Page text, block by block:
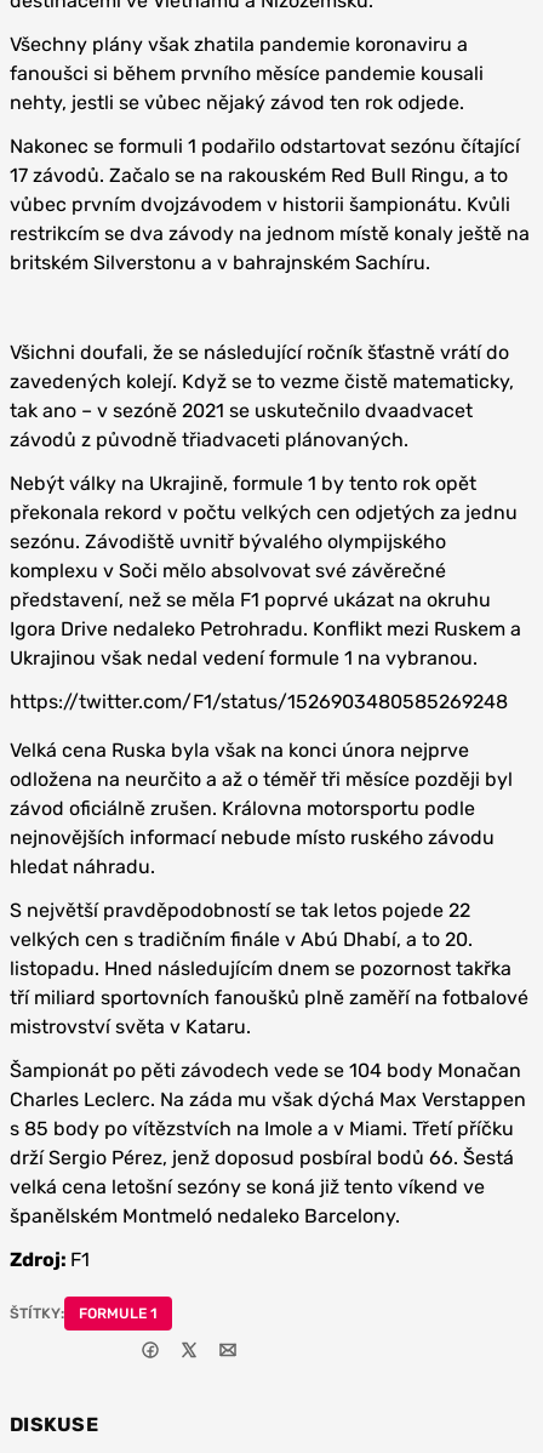
Všechny plány však zhatila pandemie koronaviru a
fanoušci si během prvního měsíce pandemie kousali
nehty, jestli se vůbec nějaký závod ten rok odjede.
Nakonec se formuli 1 podařilo odstartovat sezónu čítající
17 závodů. Začalo se na rakouském Red Bull Ringu, a to
vůbec prvním dvojzávodem v historii šampionátu. Kvůli
restrikcím se dva závody na jednom místě konaly ještě na
britském Silverstonu a v bahrajnském Sachíru.
Všichni doufali, že se následující ročník šťastně vrátí do
zavedených kolejí. Když se to vezme čistě matematicky,
tak ano – v sezóně 2021 se uskutečnilo dvaadvacet
závodů z původně třiadvaceti plánovaných.
Nebýt války na Ukrajině, formule 1 by tento rok opět
překonala rekord v počtu velkých cen odjetých za jednu
sezónu. Závodiště uvnitř bývalého olympijského
komplexu v Soči mělo absolvovat své závěrečné
představení, než se měla F1 poprvé ukázat na okruhu
Igora Drive nedaleko Petrohradu. Konflikt mezi Ruskem a
Ukrajinou však nedal vedení formule 1 na vybranou.
https://twitter.com/F1/status/1526903480585269248
Velká cena Ruska byla však na konci února nejprve
odložena na neurčito a až o téměř tři měsíce později byl
závod oficiálně zrušen. Královna motorsportu podle
nejnovějších informací nebude místo ruského závodu
hledat náhradu.
S největší pravděpodobností se tak letos pojede 22
velkých cen s tradičním finále v Abú Dhabí, a to 20.
listopadu. Hned následujícím dnem se pozornost takřka
tří miliard sportovních fanoušků plně zaměří na fotbalové
mistrovství světa v Kataru.
Šampionát po pěti závodech vede se 104 body Monačan
Charles Leclerc. Na záda mu však dýchá Max Verstappen
s 85 body po vítězstvích na Imole a v Miami. Třetí příčku
drží Sergio Pérez, jenž doposud posbíral bodů 66. Šestá
velká cena letošní sezóny se koná již tento víkend ve
španělském Montmeló nedaleko Barcelony.
Zdroj: F1
ŠTÍTKY: FORMULE 1
DISKUSE